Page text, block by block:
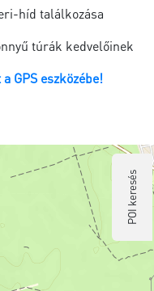
híd találkozása
túrák kedvelőinek
GPS eszközébe!
POI keresés